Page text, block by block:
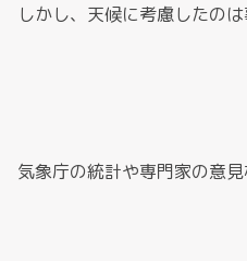
しかし、天候に考慮したの
気象庁の統計や専門家の意